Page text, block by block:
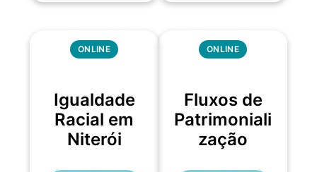
ONLINE
Igualdade
Racial em
Niterói
ONLINE
Fluxos de
Patrimoniali
zação